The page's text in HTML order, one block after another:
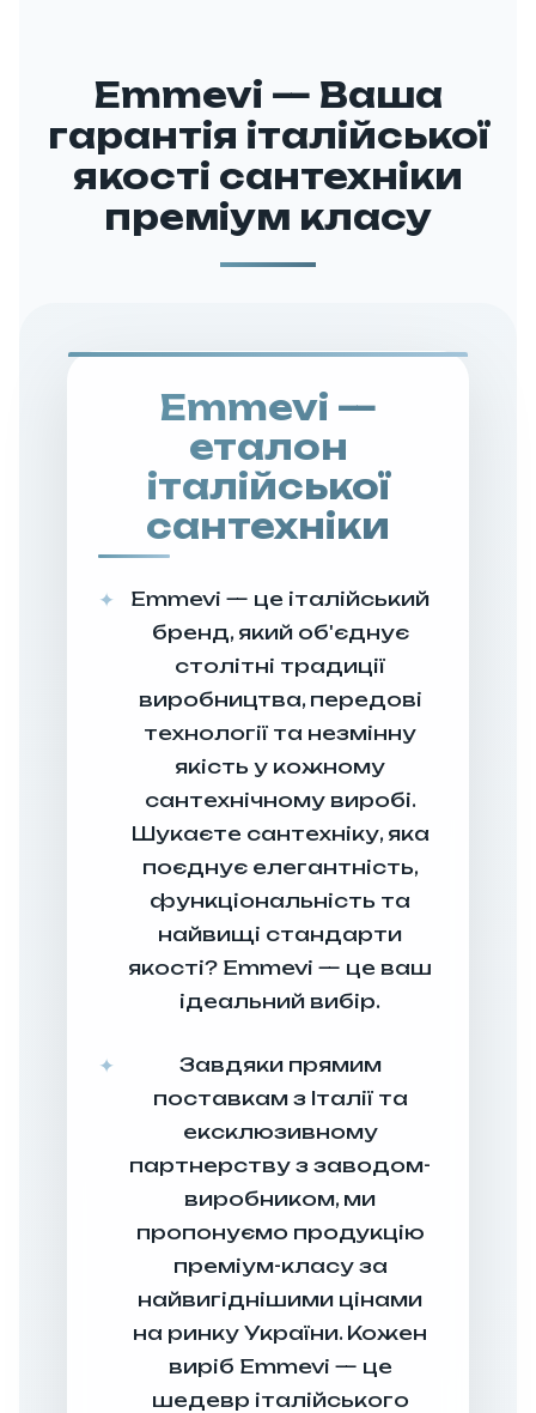
Emmevi — Ваша
гарантія італійської
якості сантехніки
преміум класу
Emmevi —
еталон
італійської
сантехніки
Emmevi — це італійський
бренд, який об'єднує
столітні традиції
виробництва, передові
технології та незмінну
якість у кожному
сантехнічному виробі.
Шукаєте сантехніку, яка
поєднує елегантність,
функціональність та
найвищі стандарти
якості? Emmevi — це ваш
ідеальний вибір.
Завдяки прямим
поставкам з Італії та
ексклюзивному
партнерству з заводом-
виробником, ми
пропонуємо продукцію
преміум-класу за
найвигіднішими цінами
на ринку України. Кожен
виріб Emmevi — це
шедевр італійського